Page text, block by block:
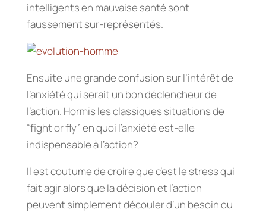
intelligents en mauvaise santé sont
faussement sur-représentés.
Ensuite une grande confusion sur l’intérêt de
l’anxiété qui serait un bon déclencheur de
l’action. Hormis les classiques situations de
“fight or fly” en quoi l’anxiété est-elle
indispensable à l’action?
Il est coutume de croire que c’est le stress qui
fait agir alors que la décision et l’action
peuvent simplement découler d’un besoin ou